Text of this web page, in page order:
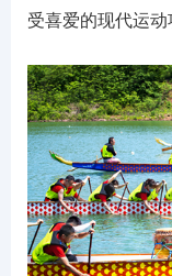
受喜爱的现代运动